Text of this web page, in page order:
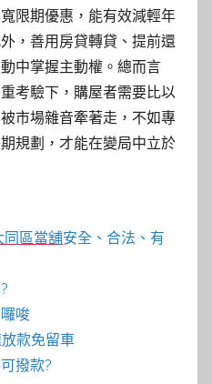
限期優惠，能有效減輕年
，善用房貸轉貸、提前還
中掌握主動權。總而言
考驗下，購屋者需要比以
市場雜音牽著走，不如專
規劃，才能在變局中立於
同區當舖安全、合法、有
唆
款免留車
撥款?